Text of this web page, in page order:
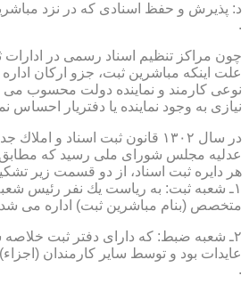
د: پذیرش و حفظ اسنادی كه در نزد
.
چون مراكز تنظیم اسناد رسمی در ادارات
علت اینكه مباشرین ثبت، جزو اركان اداره
نوعی كارمند و نماینده دولت محسوب می
نیازی به وجود نماینده یا دفتریار احساس
در سال ۱۳۰۲ قانون ثبت اسناد و
هر دایره ثبت اسناد، از دو قسمت زیر
۱ـ شعبه ثبت: به ریاست یك نفر رئیس
متخصص (بنام مباشرین ثبت) اداره می شد
۲ـ شعبه ضبط: كه دارای دفتر ثبت خلاصه
عایدات بود و توسط سایر كارمندان
.